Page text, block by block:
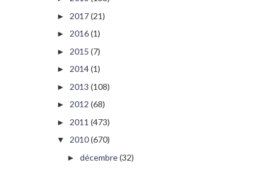
► 2017(21)
► 2016(1)
► 2015 (7)
► 2014(1)
► 2013 (108)
► 2012 (68)
► 2011 (473)
▼ 2010(670)
► décembre(32)